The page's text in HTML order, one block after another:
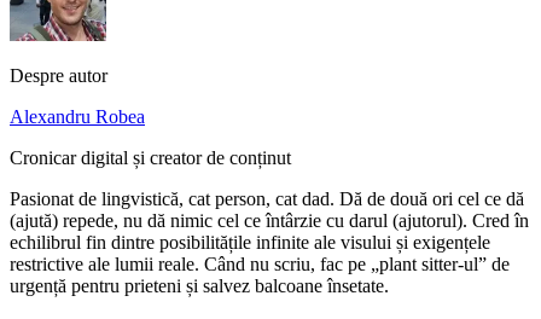
Despre autor
Alexandru Robea
Cronicar digital și creator de conținut
Pasionat de lingvistică, cat person, cat dad. Dă de două ori cel ce dă
(ajută) repede, nu dă nimic cel ce întârzie cu darul (ajutorul). Cred în
echilibrul fin dintre posibilitățile infinite ale visului și exigențele
restrictive ale lumii reale. Când nu scriu, fac pe „plant sitter-ul” de
urgență pentru prieteni și salvez balcoane însetate.